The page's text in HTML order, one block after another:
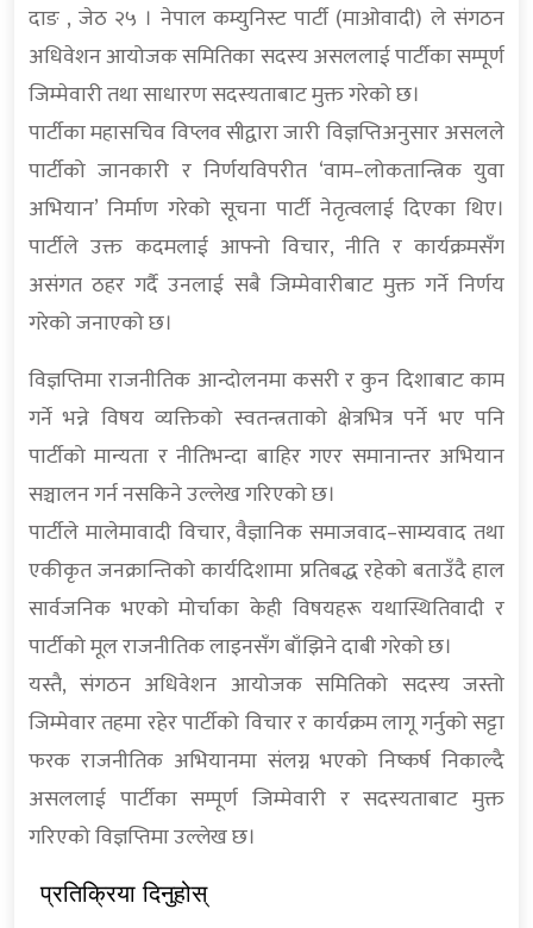
दाङ , जेठ २५ । नेपाल कम्युनिस्ट पार्टी (माओवादी) ले संगठन
अधिवेशन आयोजक समितिका सदस्य असललाई पार्टीका सम्पूर्ण
जिम्मेवारी तथा साधारण सदस्यताबाट मुक्त गरेको छ।
पार्टीका महासचिव विप्लव सीद्वारा जारी विज्ञप्तिअनुसार असलले
पार्टीको जानकारी र निर्णयविपरीत ‘वाम–लोकतान्त्रिक युवा
अभियान’ निर्माण गरेको सूचना पार्टी नेतृत्वलाई दिएका थिए।
पार्टीले उक्त कदमलाई आफ्नो विचार, नीति र कार्यक्रमसँग
असंगत ठहर गर्दै उनलाई सबै जिम्मेवारीबाट मुक्त गर्ने निर्णय
गरेको जनाएको छ।
विज्ञप्तिमा राजनीतिक आन्दोलनमा कसरी र कुन दिशाबाट काम
गर्ने भन्ने विषय व्यक्तिको स्वतन्त्रताको क्षेत्रभित्र पर्ने भए पनि
पार्टीको मान्यता र नीतिभन्दा बाहिर गएर समानान्तर अभियान
सञ्चालन गर्न नसकिने उल्लेख गरिएको छ।
पार्टीले मालेमावादी विचार, वैज्ञानिक समाजवाद–साम्यवाद तथा
एकीकृत जनक्रान्तिको कार्यदिशामा प्रतिबद्ध रहेको बताउँदै हाल
सार्वजनिक भएको मोर्चाका केही विषयहरू यथास्थितिवादी र
पार्टीको मूल राजनीतिक लाइनसँग बाँझिने दाबी गरेको छ।
यस्तै, संगठन अधिवेशन आयोजक समितिको सदस्य जस्तो
जिम्मेवार तहमा रहेर पार्टीको विचार र कार्यक्रम लागू गर्नुको सट्टा
फरक राजनीतिक अभियानमा संलग्न भएको निष्कर्ष निकाल्दै
असललाई पार्टीका सम्पूर्ण जिम्मेवारी र सदस्यताबाट मुक्त
गरिएको विज्ञप्तिमा उल्लेख छ।
प्रतिक्रिया दिनुहोस्